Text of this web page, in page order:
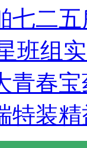
七二
班组
青春
特装